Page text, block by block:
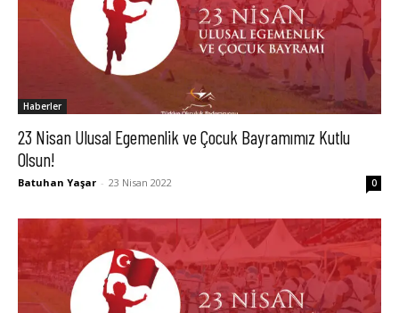
Haberler
23 Nisan Ulusal Egemenlik ve Çocuk Bayramımız Kutlu
Olsun!
Batuhan Yaşar - 23 Nisan 2022 0